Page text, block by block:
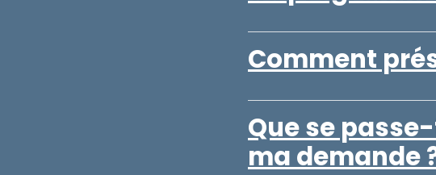
Comment
Que se
ma demande